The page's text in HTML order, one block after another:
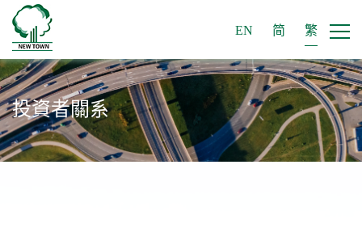
EN 简 繁
投資者關系